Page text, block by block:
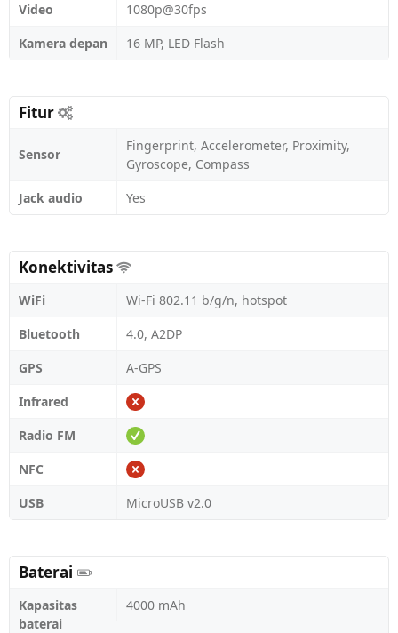
Video
1080p@30fps
Kamera depan
16 MP, LED Flash
Fitur
Sensor
Fingerprint, Accelerometer, Proximity,
Gyroscope, Compass
Jack audio
Yes
Konektivitas
WiFi
Wi-Fi 802.11 b/g/n, hotspot
Bluetooth
4.0, A2DP
GPS
A-GPS
Infrared
Radio FM
NFC
USB
MicroUSB v2.0
Baterai
Kapasitas
baterai
4000 mAh